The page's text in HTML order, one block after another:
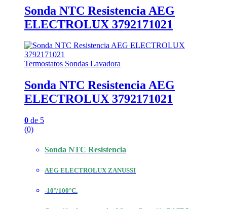
Sonda NTC Resistencia AEG
ELECTROLUX 3792171021
Termostatos Sondas Lavadora
Sonda NTC Resistencia AEG
ELECTROLUX 3792171021
0 de 5
(0)
Sonda NTC Resistencia
AEG ELECTROLUX ZANUSSI
-10°/100°C.